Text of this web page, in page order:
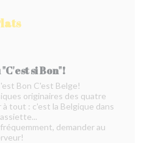
si Bon"!
Bon C'est Belge!
originaires des quatre
tout : c'est la Belgique dans
demander au